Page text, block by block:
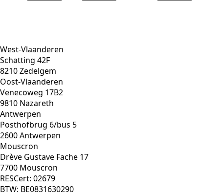
West-Vlaanderen
Schatting 42F
8210 Zedelgem
Oost-Vlaanderen
Venecoweg 17B2
9810 Nazareth
Antwerpen
Posthofbrug 6/bus 5
2600 Antwerpen
Mouscron
Drève Gustave Fache 17
7700 Mouscron
RESCert: 02679
BTW: BE0831630290